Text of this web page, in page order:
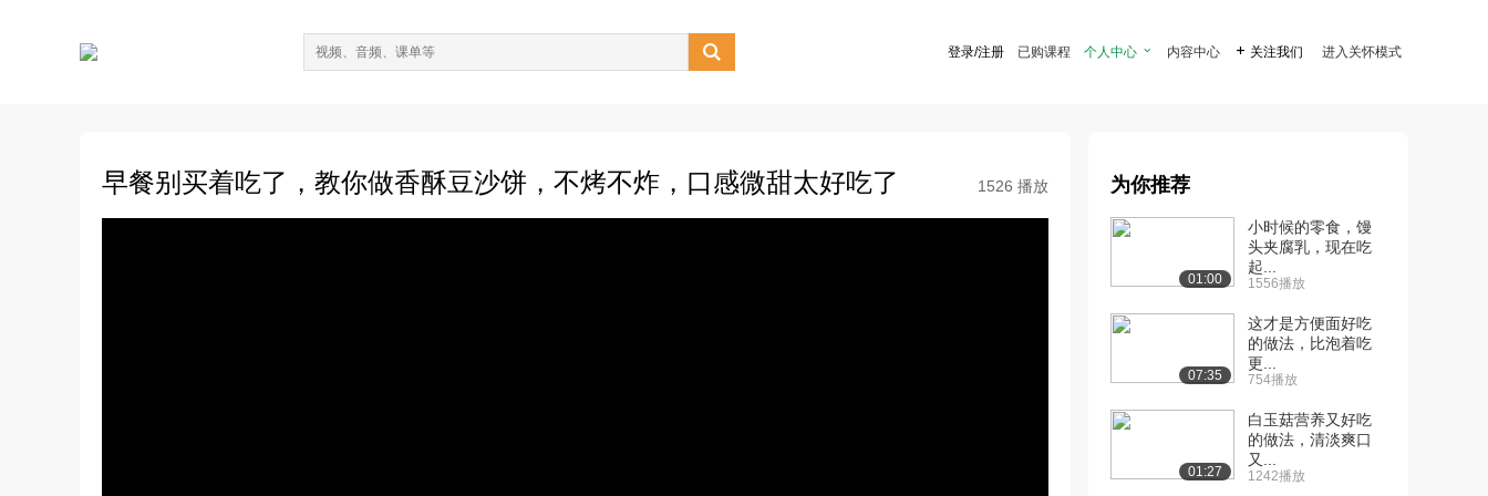
 登录/注册 已购课程 个人中心  内容中心  关注我们 进入关怀模式
早餐别买着吃了，教你做香酥豆沙饼，不烤不炸，口感微甜太好吃了 1526 播放 为你推荐
01:00
小时候的零食，馒
头夹腐乳，现在吃
起...
1556播放
07:35
这才是方便面好吃
的做法，比泡着吃
更...
754播放
01:27
白玉菇营养又好吃
的做法，清淡爽口
又...
1242播放